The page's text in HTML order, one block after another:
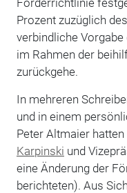
Prozent zuzüglich
verbindliche
im Rahmen der
zurückgehe.
In mehreren
und in einem
Peter Altmaier
Karpinski und
eine Änderung der
berichteten). Aus